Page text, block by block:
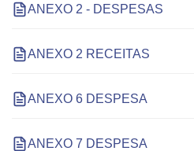
ANEXO 2 - DESPESAS
ANEXO 2 RECEITAS
ANEXO 6 DESPESA
ANEXO 7 DESPESA